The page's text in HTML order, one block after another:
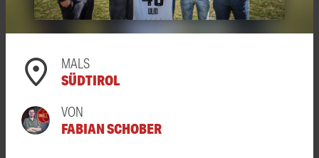
MALS
SÜDTIROL
VON
FABIAN SCHOBER